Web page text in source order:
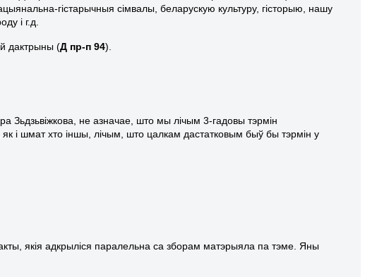
гістарычныя сімвалы, беларускую культуру, гісторыю, нашу
і г.д.
дактрыны (Д пр-п 94).
Зьдзьвіжкова, не азначае, што мы лічым 3-гадовы тэрмін
і шмат хто іншы, лічым, што цалкам дастатковым быў бы тэрмін у
якія адкрыліся паралельна са зборам матэрыяла па тэме. Яны